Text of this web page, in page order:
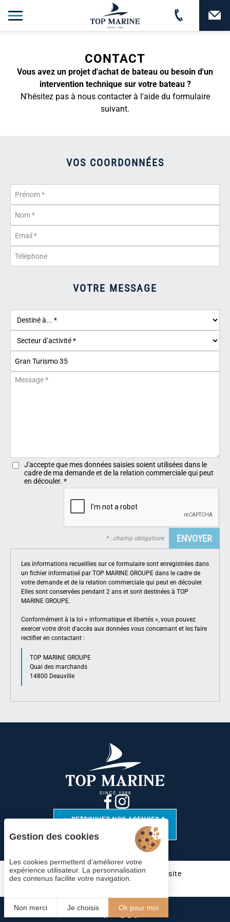
CONTACT
Vous avez un projet d'achat de bateau ou besoin d'un
intervention technique sur votre bateau ?
N'hésitez pas à nous contacter à l'aide du formulaire
suivant.
VOS COORDONNÉES
VOTRE MESSAGE
J'accepte que mes données saisies soient utilisées dans le
cadre de ma demande et de la relation commerciale qui peut
en découler. *
* : champ obligatoire
Les informations recueillies sur ce formulaire sont enregistrées dans
un fichier informatisé par TOP MARINE GROUPE dans le cadre de
votre demande et de la relation commerciale qui peut en découler.
Elles sont conservées pendant 2 ans et sont destinées à TOP
MARINE GROUPE.
Conformément à la loi « informatique et libertés », vous pouvez
exercer votre droit d'accès aux données vous concernant et les faire
rectifier en contactant :
TOP MARINE GROUPE
Quai des marchands
14800 Deauville
RETROUVEZ NOS AGENCES &
CookiesMentions légalesPlan du site
© 2023 Juliana Web créateur
Gestion des cookies
Les cookies permettent d’améliorer votre
expérience utilisateur. La personnalisation
des contenus facilite votre navigation.
Non merci Je choisis Ok pour moi